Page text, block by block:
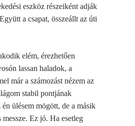
eszköz részeiként adják
a csapat, összeállt az úti
elém, érezhetően
lassan haladok, a
már a számozást nézem az
stabil pontjának
ülésem mögött, de a másik
Ez jó. Ha esetleg